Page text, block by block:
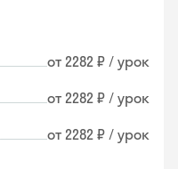
от 2282 ₽ / урок
от 2282 ₽ / урок
от 2282 ₽ / урок